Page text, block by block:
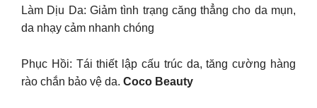
Làm Dịu Da: Giảm tình trạng căng thẳng cho da mụn,
da nhạy cảm nhanh chóng
Phục Hồi: Tái thiết lập cấu trúc da, tăng cường hàng
rào chắn bảo vệ da. Coco Beauty